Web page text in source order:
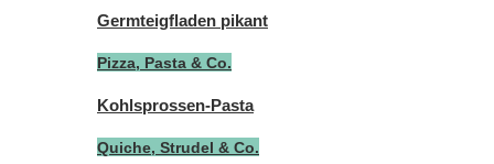
Germteigfladen pikant
Pizza, Pasta & Co.
Kohlsprossen-Pasta
Quiche, Strudel & Co.